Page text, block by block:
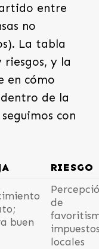
entre
no
La tabla
riesgos, y la
en cómo
de la
con
RIESGO
buen
de
locales